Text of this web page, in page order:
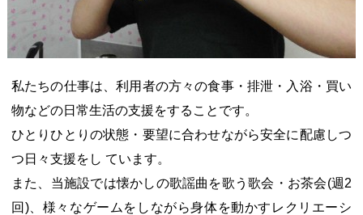
私たちの仕事は、利用者の方々の食事・排泄・入浴・買い
物などの日常生活の支援をすることです。
ひとりひとりの状態・要望に合わせながら安全に配慮しつ
つ日々支援をし ています。
また、当施設では懐かしの歌謡曲を歌う歌会・お茶会(週2
回)、様々なゲームをしながら身体を動かすレクリエーシ